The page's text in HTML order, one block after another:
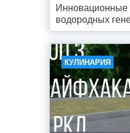
Инновационные
водородных
КУЛИНАРИЯ